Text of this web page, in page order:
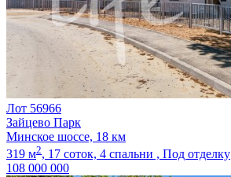
Лот 56966
Зайцево Парк
Минское шоссе, 18 км
319 м2, 17 соток, 4 спальни , Под отделку
108 000 000